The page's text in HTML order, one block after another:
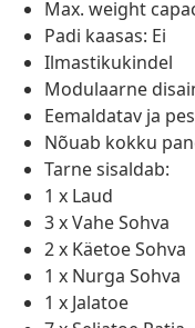
Max. weight
Padi kaasas: Ei
Ilmastikukindel
Modulaarne
Eemaldatav ja
Nõuab kokku
Tarne sisaldab:
1 x Laud
3 x Vahe Sohva
2 x Käetoe Sohva
1 x Nurga Sohva
1 x Jalatoe